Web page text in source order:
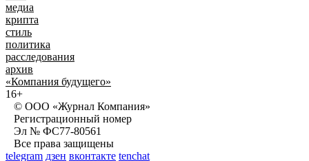
медиа
крипта
стиль
политика
расследования
архив
«Компания будущего»
16+
© ООО «Журнал Компания»
Регистрационный номер
Эл № ФС77-80561
Все права защищены
telegram дзен вконтакте tenchat